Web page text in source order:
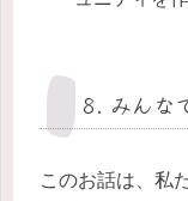
8. みんな
このお話は、私